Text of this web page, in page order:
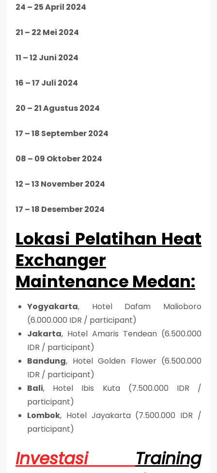
24 – 25 April 2024
21 – 22 Mei 2024
11 – 12 Juni 2024
16 – 17 Juli 2024
20 – 21 Agustus 2024
17 – 18 September 2024
08 – 09 Oktober 2024
12 – 13 November 2024
17 – 18 Desember 2024
Lokasi Pelatihan Heat
Exchanger
Maintenance Medan:
Yogyakarta, Hotel Dafam Malioboro
(6.000.000 IDR / participant)
Jakarta, Hotel Amaris Tendean (6.500.000
IDR / participant)
Bandung, Hotel Golden Flower (6.500.000
IDR / participant)
Bali, Hotel Ibis Kuta (7.500.000 IDR /
participant)
Lombok, Hotel Jayakarta (7.500.000 IDR /
participant)
Investasi Training